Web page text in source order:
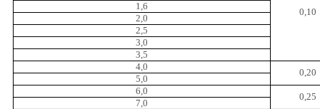
0,10
1,6
2,0
2,5
3,0
3,5
4,0
0,20
5,0
6,0
0,25
7,0